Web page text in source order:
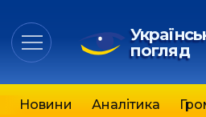
погляд
Новини Аналітика